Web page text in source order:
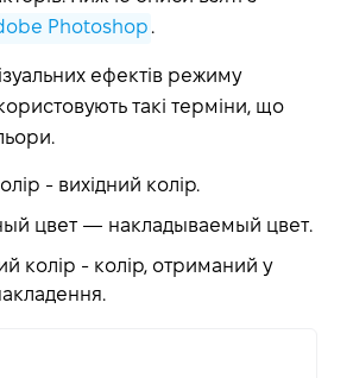
Photoshop .
ефектів режиму
такі терміни, що
- вихідний колір.
цвет — накладываемый цвет.
колір - колір, отриманий у